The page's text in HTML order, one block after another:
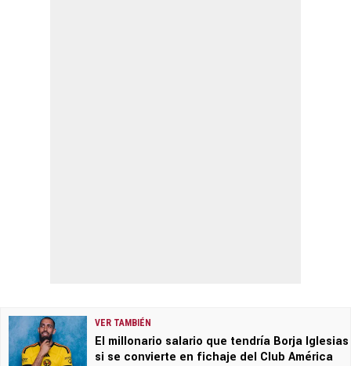
VER TAMBIÉN
El millonario salario que tendría Borja Iglesias
si se convierte en fichaje del Club América